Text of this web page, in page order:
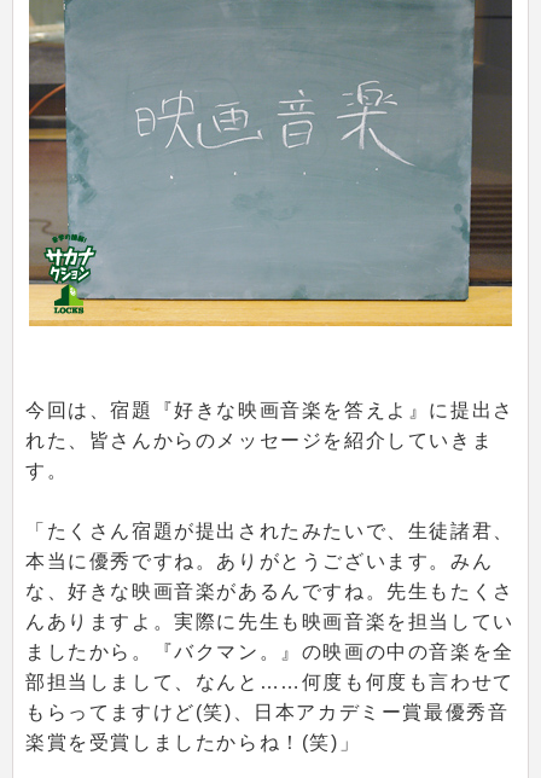
今回は、宿題『好きな映画音楽を答えよ』に提出さ
れた、皆さんからのメッセージを紹介していきま
す。
「たくさん宿題が提出されたみたいで、生徒諸君、
本当に優秀ですね。ありがとうございます。みん
な、好きな映画音楽があるんですね。先生もたくさ
んありますよ。実際に先生も映画音楽を担当してい
ましたから。『バクマン。』の映画の中の音楽を全
部担当しまして、なんと……何度も何度も言わせて
もらってますけど(笑)、日本アカデミー賞最優秀音
楽賞を受賞しましたからね！(笑)」